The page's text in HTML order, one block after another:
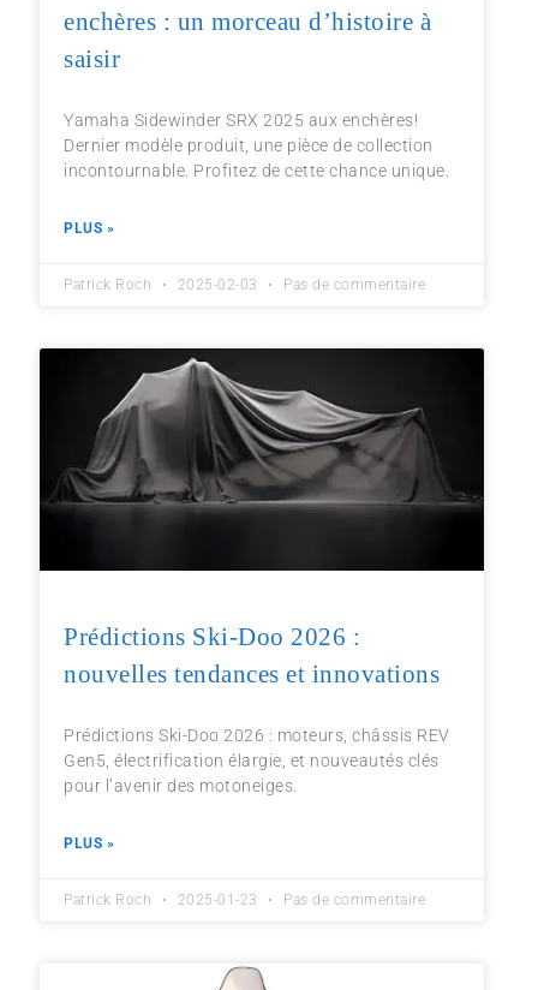
enchères : un morceau d’histoire à
saisir
Yamaha Sidewinder SRX 2025 aux enchères!
Dernier modèle produit, une pièce de collection
incontournable. Profitez de cette chance unique.
PLUS »
Patrick Roch 2025-02-03 Pas de commentaire
Prédictions Ski-Doo 2026 :
nouvelles tendances et innovations
Prédictions Ski-Doo 2026 : moteurs, châssis REV
Gen5, électrification élargie, et nouveautés clés
pour l’avenir des motoneiges.
PLUS »
Patrick Roch 2025-01-23 Pas de commentaire